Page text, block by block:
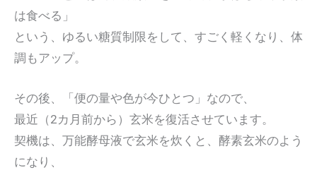
は食べる」
という、ゆるい糖質制限をして、すごく軽くなり、体
調もアップ。
その後、「便の量や色が今ひとつ」なので、
最近（2カ月前から）玄米を復活させています。
契機は、万能酵母液で玄米を炊くと、酵素玄米のよう
になり、